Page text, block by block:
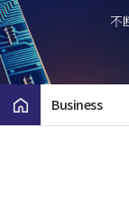
不
Business